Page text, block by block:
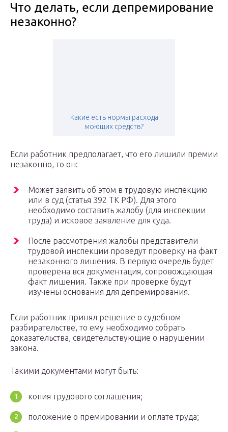
Что делать, если депремирование
незаконно?
Какие есть нормы расхода
моющих средств?
Если работник предполагает, что его лишили премии
незаконно, то он:
Может заявить об этом в трудовую инспекцию
или в суд (статья 392 ТК РФ). Для этого
необходимо составить жалобу (для инспекции
труда) и исковое заявление для суда.
После рассмотрения жалобы представители
трудовой инспекции проведут проверку на факт
незаконного лишения. В первую очередь будет
проверена вся документация, сопровождающая
факт лишения. Также при проверке будут
изучены основания для депремирования.
Если работник принял решение о судебном
разбирательстве, то ему необходимо собрать
доказательства, свидетельствующие о нарушении
закона.
Такими документами могут быть:
копия трудового соглашения;
положение о премировании и оплате труда;